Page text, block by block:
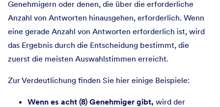
Genehmigern oder denen, die über die erforderliche
Anzahl von Antworten hinausgehen, erforderlich. Wenn
eine gerade Anzahl von Antworten erforderlich ist, wird
das Ergebnis durch die Entscheidung bestimmt, die
zuerst die meisten Auswahlstimmen erreicht.
Zur Verdeutlichung finden Sie hier einige Beispiele:
Wenn es acht (8) Genehmiger gibt, wird der